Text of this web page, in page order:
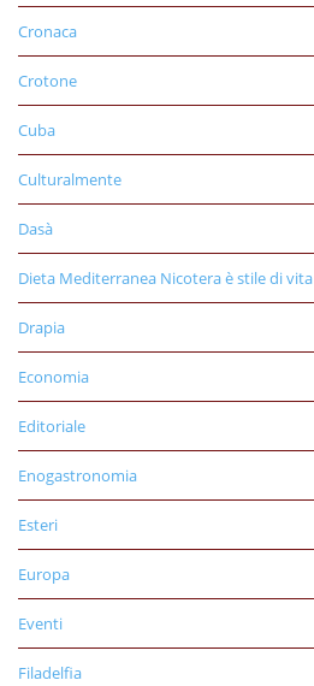
Cronaca
Crotone
Cuba
Culturalmente
Dasà
Dieta Mediterranea Nicotera è stile di vita
Drapia
Economia
Editoriale
Enogastronomia
Esteri
Europa
Eventi
Filadelfia